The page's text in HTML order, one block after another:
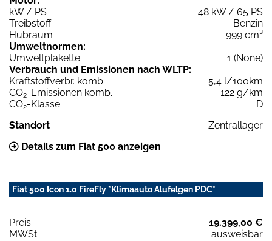
kW / PS
48 kW / 65 PS
Treibstoff
Benzin
Hubraum
999 cm³
Umweltnormen:
Umweltplakette
1 (None)
Verbrauch und Emissionen nach WLTP:
Kraftstoffverbr. komb.
5,4 l/100km
CO2-Emissionen komb.
122 g/km
CO2-Klasse
D
Standort
Zentrallager
Details zum Fiat 500 anzeigen
Fiat 500 Icon 1.0 FireFly *Klimaauto Alufelgen PDC*
Preis:
19.399,00 €
MWSt:
ausweisbar